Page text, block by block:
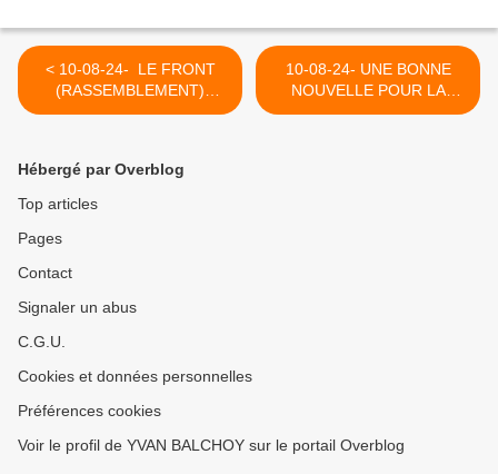
< 10-08-24- LE FRONT
(RASSEMBLEMENT)
NATIONAL RESTE
10-08-24- UNE BONNE
NOUVELLE POUR LA
BELGIQUE (2007) >
Hébergé par Overblog
Top articles
Pages
Contact
Signaler un abus
C.G.U.
Cookies et données personnelles
Préférences cookies
Voir le profil de YVAN BALCHOY sur le portail Overblog